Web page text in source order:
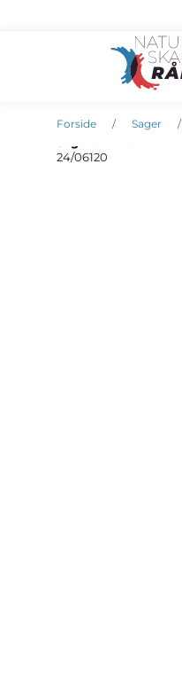
Forside Sager
24/06120